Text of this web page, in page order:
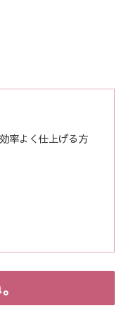
率よく仕上げる方